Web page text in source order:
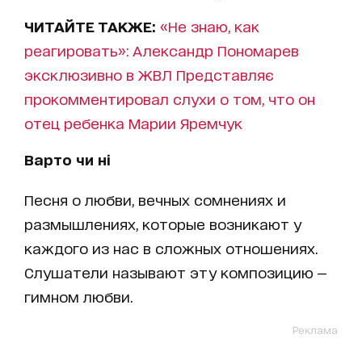
ЧИТАЙТЕ ТАКЖЕ: «Не знаю, как
реагировать»: Александр Пономарев
эксклюзивно в ЖВЛ Представляє
прокомментировал слухи о том, что он
отец ребенка Марии Яремчук
Варто чи ні
Песня о любви, вечных сомнениях и
размышлениях, которые возникают у
каждого из нас в сложных отношениях.
Слушатели называют эту композицию —
гимном любви.
Реклама